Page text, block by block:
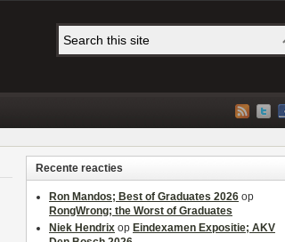
Recente reacties
Ron Mandos; Best of Graduates 2026 op
RongWrong; the Worst of Graduates
Niek Hendrix op Eindexamen Expositie; AKV